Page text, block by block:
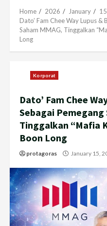
Home 2026 January
15
Dato’ Fam Chee Way Lupus &
Saham MMAG, Tinggalkan
Long
Korporat
Dato’ Fam Chee
Sebagai Pemegang
Tinggalkan “Mafia
Boon Long
protagoras January 15,